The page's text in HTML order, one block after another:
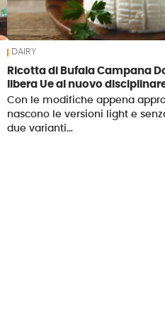
DAIRY
Ricotta di Bufala Campana
libera Ue al nuovo
Con le modifiche appena
nascono le versioni light e
due varianti…